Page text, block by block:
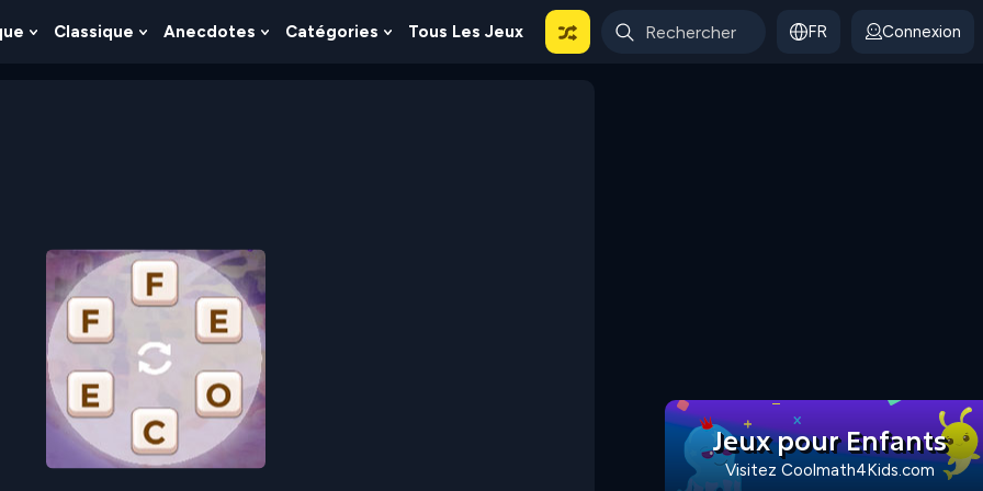
Show
Classique
Show
Anecdotes
Show
Catégories
Show
Tous Les Jeux FR Connexion
Jeux pour Enfants
Visitez Coolmath4Kids.com